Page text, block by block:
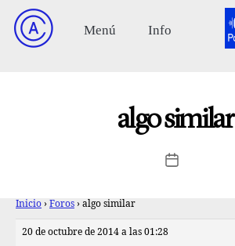
algo similar
Inicio › Foros › algo similar
20 de octubre de 2014 a las 01:28